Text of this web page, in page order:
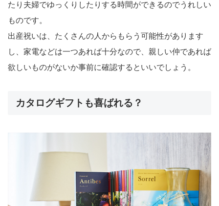
たり夫婦でゆっくりしたりする時間ができるのでうれしい
ものです。
出産祝いは、たくさんの人からもらう可能性があります
し、家電などは一つあれば十分なので、親しい仲であれば
欲しいものがないか事前に確認するといいでしょう。
カタログギフトも喜ばれる？